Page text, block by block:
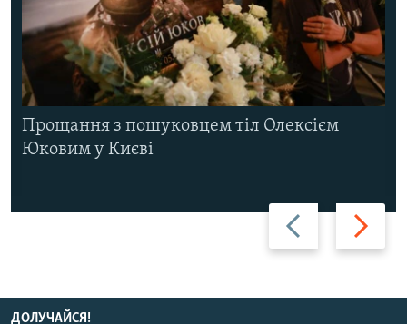
Назад Вперед
Прощання з пошуковцем тіл Олексієм
Юковим у Києві
ДОЛУЧАЙСЯ!